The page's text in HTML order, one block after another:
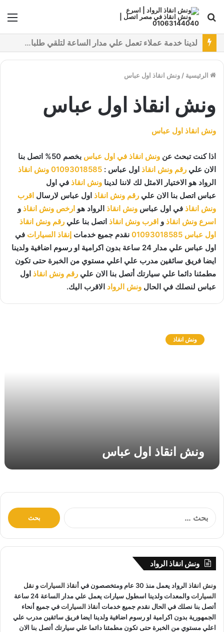
بحث
عن
نقدم خدمات متعددة لدفع خدمة ونش انقاذ سيارات باستخدام طرق دفع متعددة كما نتميز بتقديم أرخص سعر و أعلي جوده
الرئيسية / ونش انقاذ اول عباس
ونش انقاذ اول عباس
ونش انقاذ اول عباس
اذا كنت تبحث عن ونش انقاذ في اول عباس
بخصم 50% اتصل بنا
الان علي رقم ونش انقاذ اول عباس : 01093018585 ونش انقاذ
الرواد هو الاختيار الامثل لك لاننا لدينا ونش انقاذ في اول
عباس اتصل بنا الان علي رقم ونش انقاذ اول عباس لارسال اقرب
ونش انقاذ في اول عباس ونش انقاذ الرواد هو ارخص ونش انقاذ و
اسرع ونش انقاذ و اقرب ونش انقاذ اتصل بنا علي رقم ونش انقاذ
اول عباس 01093018585 نقدم جميع خدمات إنقاذ السيارات في
اول عباس علي مدار 24 ساعة بدون اكرامية او رسوم اضافية ولدينا
ايضا فريق سائقين مدرب علي اعلي مستوي من الخبرة حتى تكون
مطمئنا دائما علي سيارتك أتصل بنا الان علي رقم ونش انقاذ اول
عباس لنصلك في الحال ونش الرواد الاقرب اليك.
ا
س
ونش انقاذ
ونش انقاذ اول عباس
:
ونش انقاذ الرواد
ونش انقاذ الرواد يعمل منذ 30 عام ومتخصصون في أنقاذ السياراتو نقل
السيارات
والمعدات ولدينا اسطول سيارات يعمل علي مدار الساعة 24 ساعة
أتصل بنا نصلك في الحال نقدم جميع خدماتأنقاذ السياراتفي جميع أنحاء
الجمهورية بدون اكرامية او رسوم اضافية ولدينا ايضا فريق سائقين مدرب علي
اعلي مستوي من الخبرة حتى تكون مطمئنا دائما علي سيارتك أتصل بنا الان